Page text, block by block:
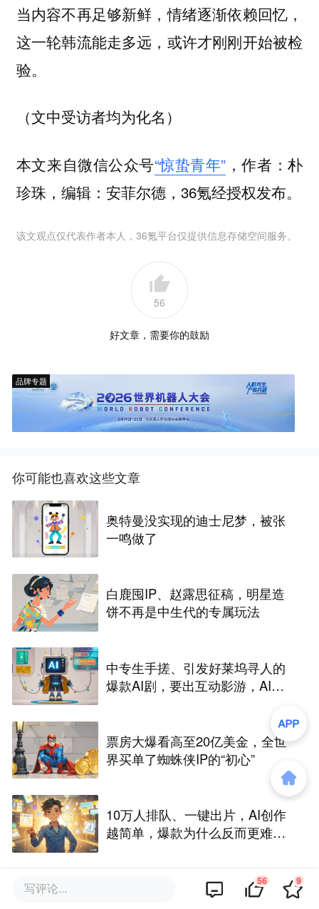
当内容不再足够新鲜，情绪逐渐依赖回忆，
这一轮韩流能走多远，或许才刚刚开始被检
验。
（文中受访者均为化名）
本文来自微信公众号“惊蛰青年” ，作者：朴
珍珠，编辑：安菲尔德，36氪经授权发布。
该文观点仅代表作者本人，36氪平台仅提供信息存储空间服务。
56
好文章，需要你的鼓励
品牌专题
你可能也喜欢这些文章
奥特曼没实现的迪士尼梦，被张
一鸣做了
白鹿囤IP、赵露思征稿，明星造
饼不再是中生代的专属玩法
中专生手搓、引发好莱坞寻人的
爆款AI剧，要出互动影游，AI剧
票房大爆看高至20亿美金，全世
界买单了蜘蛛侠IP的“初心”
10万人排队、一键出片，AI创作
越简单，爆款为什么反而更难做
写评论... 56 9